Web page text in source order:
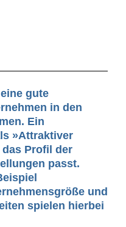
gute
in den
Ein
»Attraktiver
Profil der
passt.
und
spielen hierbei